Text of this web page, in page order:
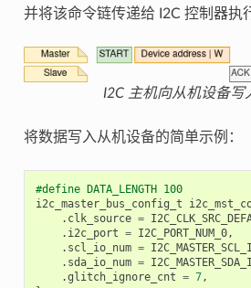
并将该命令链传递给 I2C 控制器执
I2C 主机向从机设备写
将数据写入从机设备的简单示例：
#define DATA_LENGTH 100
i2c_master_bus_config_t
. clk_source =
. i2c_port = I2C_PORT_NUM_0,
. scl_io_num =
. sda_io_num =
.glitch_ignore_cnt = 7,